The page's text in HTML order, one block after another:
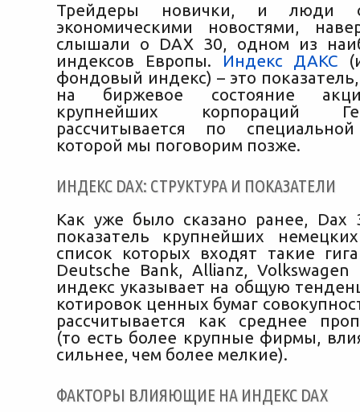
Трейдеры новички, и люди
экономическими новостями,
слышали о DAX 30, одном из
индексов Европы.
Индекс ДАКС
фондовый индекс) – это
на биржевое состояние
крупнейших корпораций
рассчитывается по
которой мы поговорим позже.
ИНДЕКС DAX: СТРУКТУРА И ПОКАЗАТЕЛИ
Как уже было сказано ранее, Dax
показатель крупнейших
список которых входят такие
Deutsche Bank, Allianz,
индекс указывает на общую
котировок ценных бумаг
рассчитывается как среднее
(то есть более крупные фирмы,
сильнее, чем более мелкие).
ФАКТОРЫ ВЛИЯЮЩИЕ НА ИНДЕКС DAX